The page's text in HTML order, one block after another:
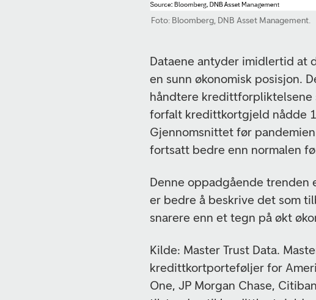
Foto: Bloomberg, DNB Asset Management.
Dataene antyder imidlertid at
en sunn økonomisk posisjon.
håndtere kredittforpliktelsene
forfalt kredittkortgjeld nådde
Gjennomsnittet før
fortsatt bedre enn normalen
Denne oppadgående trenden
er bedre å beskrive det som
snarere enn et tegn på økt
Kilde: Master Trust Data.
kredittkortporteføljer for
One, JP Morgan Chase,